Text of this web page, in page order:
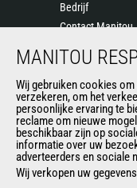
Bedrijf
Contact Manitou
Evenementen
Nieuws
Geschiedenis
General Terms
ANDERE
MANITOU
Wij gebruiken cookies
verzekeren, om het
persoonlijke ervaring te
reclame om nieuwe
beschikbaar zijn op
informatie over uw
adverteerders en sociale
Wij verkopen uw